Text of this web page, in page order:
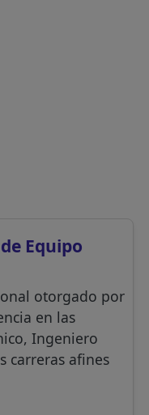
Equipo
otorgado por
en las
Ingeniero
carreras afines